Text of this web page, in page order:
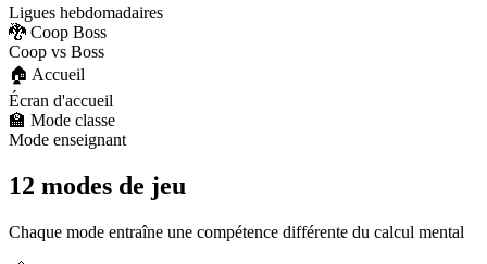
Ligues hebdomadaires
🐉 Coop Boss
Coop vs Boss
🏠 Accueil
Écran d'accueil
🏫 Mode classe
Mode enseignant
12 modes de jeu
Chaque mode entraîne une compétence différente du calcul mental